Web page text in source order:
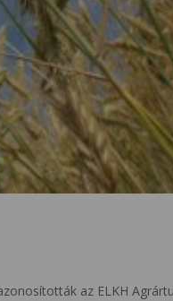
az ELKH